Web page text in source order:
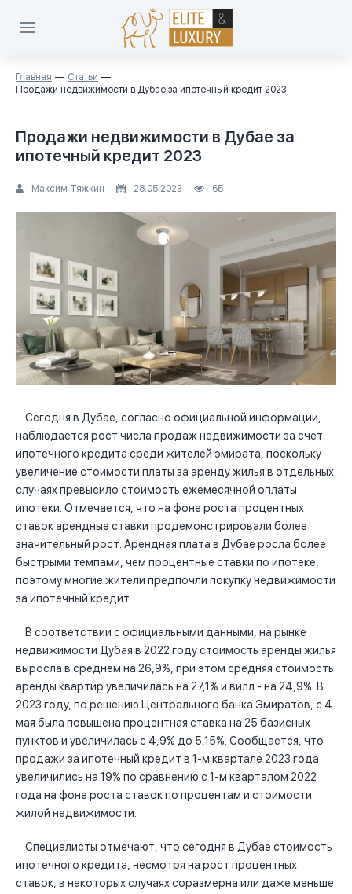
Главная
Статьи
Продажи недвижимости в Дубае за ипотечный кредит 2023
Продажи недвижимости в Дубае за
ипотечный кредит 2023
Максим Тяжкин 28.05.2023 65
Сегодня в Дубае, согласно официальной информации,
наблюдается рост числа продаж недвижимости за счет
ипотечного кредита среди жителей эмирата, поскольку
увеличение стоимости платы за аренду жилья в отдельных
случаях превысило стоимость ежемесячной оплаты
ипотеки. Отмечается, что на фоне роста процентных
ставок арендные ставки продемонстрировали более
значительный рост. Арендная плата в Дубае росла более
быстрыми темпами, чем процентные ставки по ипотеке,
поэтому многие жители предпочли покупку недвижимости
за ипотечный кредит.
В соответствии с официальными данными, на рынке
недвижимости Дубая в 2022 году стоимость аренды жилья
выросла в среднем на 26,9%, при этом средняя стоимость
аренды квартир увеличилась на 27,1% и вилл - на 24,9%. В
2023 году, по решению Центрального банка Эмиратов, с 4
мая была повышена процентная ставка на 25 базисных
пунктов и увеличилась с 4,9% до 5,15%. Сообщается, что
продажи за ипотечный кредит в 1-м квартале 2023 года
увеличились на 19% по сравнению с 1-м кварталом 2022
года на фоне роста ставок по процентам и стоимости
жилой недвижимости.
Специалисты отмечают, что сегодня в Дубае стоимость
ипотечного кредита, несмотря на рост процентных
ставок, в некоторых случаях соразмерна или даже меньше